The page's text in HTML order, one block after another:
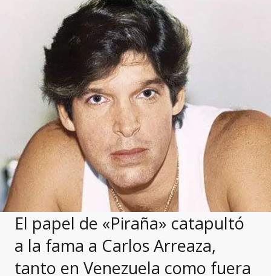
El papel de «Piraña» catapultó
a la fama a Carlos Arreaza,
tanto en Venezuela como fuera